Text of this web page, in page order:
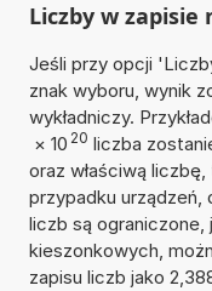
Liczby w zapisie
Jeśli przy opcji
znak wyboru, wynik
wykładniczy.
× 10 20 liczba
oraz właściwą liczbę,
przypadku
liczb są ograniczone,
kieszonkowych,
zapisu liczb jako